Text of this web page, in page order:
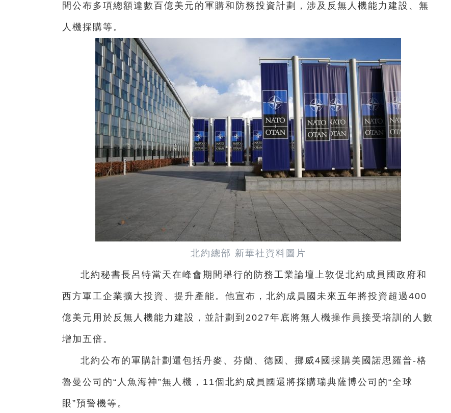
間公布多項總額達數百億美元的軍購和防務投資計劃，涉及反無人機能力建設、無
人機採購等。
北約總部 新華社資料圖片
北約秘書長呂特當天在峰會期間舉行的防務工業論壇上敦促北約成員國政府和
西方軍工企業擴大投資、提升產能。他宣布，北約成員國未來五年將投資超過400
億美元用於反無人機能力建設，並計劃到2027年底將無人機操作員接受培訓的人數
增加五倍。
北約公布的軍購計劃還包括丹麥、芬蘭、德國、挪威4國採購美國諾思羅普-格
魯曼公司的“人魚海神”無人機，11個北約成員國還將採購瑞典薩博公司的“全球
眼”預警機等。